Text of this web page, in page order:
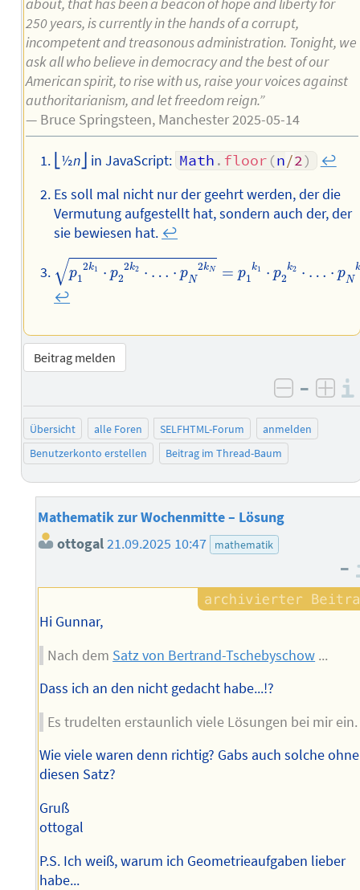
about, that has been a beacon of hope and liberty for
250 years, is currently in the hands of a corrupt,
incompetent and treasonous administration. Tonight, we
ask all who believe in democracy and the best of our
American spirit, to rise with us, raise your voices against
authoritarianism, and let freedom reign.”
— Bruce Springsteen, Manchester 2025-05-14
⎣½n ⎦ in JavaScript: Math . floor (n/2)
↩︎
Es soll mal nicht nur der geehrt werden, der die
Vermutung aufgestellt hat, sondern auch der, der
sie bewiesen hat. ↩︎
√p 2k1
1 ⋅ p 2k2
2 ⋅ … ⋅ p 2kN
N = p k1
1 ⋅ p k2
2 ⋅ … ⋅ p
k
N
112k1·p222k2·…·pNN2kN 1k 22 N
↩︎
Beitrag melden
negativ
–
Übersicht alle Foren SELFHTML-Forum
anmelden
Benutzerkonto erstellen
Beitrag im Thread-Baum
Mathematik zur Wochenmitte – Lösung
ottogal21.09.2025 10:47 mathematik
–
Hi Gunnar,
Nach dem Satz von Bertrand-Tschebyschow ...
Dass ich an den nicht gedacht habe...!?
Es trudelten erstaunlich viele Lösungen bei mir ein.
Wie viele waren denn richtig? Gabs auch solche ohne
diesen Satz?
Gruß
ottogal
P.S. Ich weiß, warum ich Geometrieaufgaben lieber
habe...